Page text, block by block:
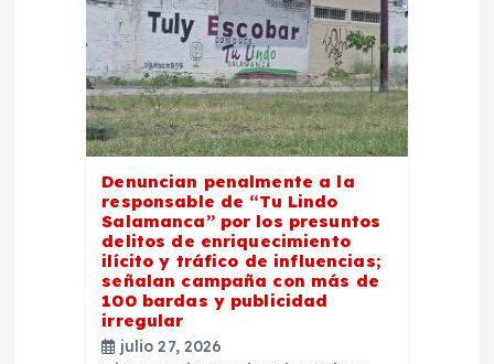
Denuncian penalmente a la
responsable de “Tu Lindo
Salamanca” por los presuntos
delitos de enriquecimiento
ilícito y tráfico de influencias;
señalan campaña con más de
100 bardas y publicidad
irregular
julio 27, 2026